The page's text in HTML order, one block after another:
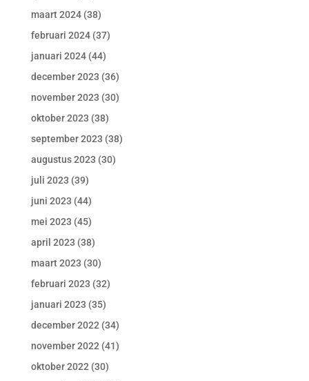
maart 2024(38)
februari 2024(37)
januari 2024(44)
december 2023 (36)
november 2023 (30)
oktober 2023 (38)
september 2023 (38)
augustus 2023 (30)
juli 2023 (39)
juni 2023 (44)
mei 2023 (45)
april 2023 (38)
maart 2023 (30)
februari 2023 (32)
januari 2023 (35)
december 2022 (34)
november 2022 (41)
oktober 2022 (30)